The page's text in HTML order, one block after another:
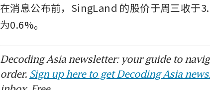
在消息公布前，SingLand 的股价于周三收于
为0.6%。
Decoding Asia newsletter: your guide to
order. Sign up here to get Decoding Asia